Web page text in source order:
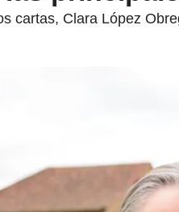
cartas, Clara López